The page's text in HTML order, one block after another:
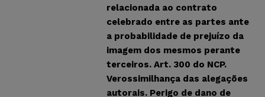
relacionada ao contrato
celebrado entre as partes ante
a probabilidade de prejuízo da
imagem dos mesmos perante
terceiros. Art. 300 do NCP.
Verossimilhança das alegações
autorais. Perigo de dano de